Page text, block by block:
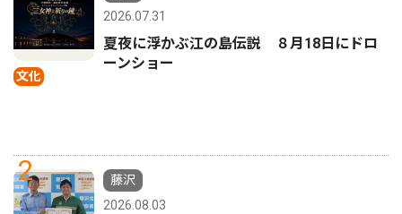
文化
2026.07.31
夏夜に浮かぶ江の島伝説 ８月18日にドロ
ーンショー
2
藤沢
2026.08.03